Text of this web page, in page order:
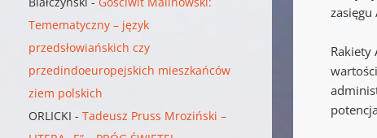
zasięgu
Rakiety
Temematyczny – język
przedsłowiańskich czy
przedindoeuropejskich mieszkańców
ziem polskich
ORLICKI -Tadeusz Pruss Mroziński –